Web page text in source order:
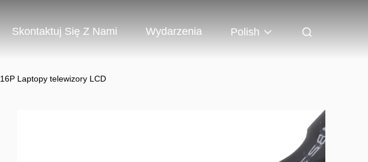
Skontaktuj Się Z Nami Wydarzenia Polish
Laptopy telewizory LCD